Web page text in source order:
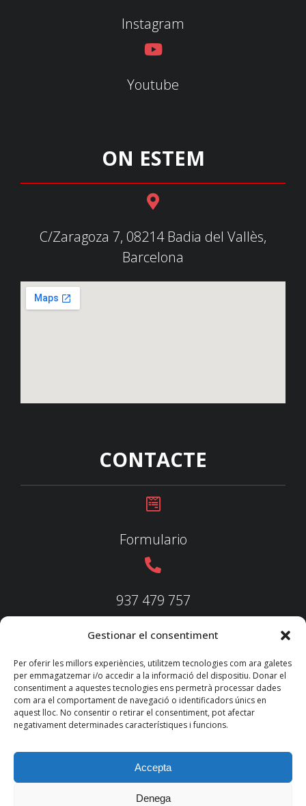
Gestionar el consentiment
Per oferir les millors experiències, utilitzem tecnologies com ara galetes
per emmagatzemar i/o accedir a la informació del dispositiu. Donar el
consentiment a aquestes tecnologies ens permetrà processar dades
com ara el comportament de navegació o identificadors únics en
aquest lloc. No consentir o retirar el consentiment, pot afectar
negativament determinades característiques i funcions.
Accepta
Denega
Instagram
Youtube
ON ESTEM
C/Zaragoza 7, 08214 Badia del Vallès,
Barcelona
CONTACTE
Formulario
937 479 757
937 479 758
federacio@fedecatjudo.cat